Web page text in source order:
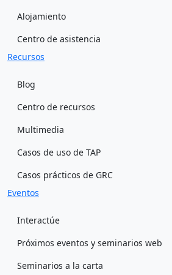
Alojamiento
Centro de asistencia
Recursos
Blog
Centro de recursos
Multimedia
Casos de uso de TAP
Casos prácticos de GRC
Eventos
Interactúe
Próximos eventos y seminarios web
Seminarios a la carta